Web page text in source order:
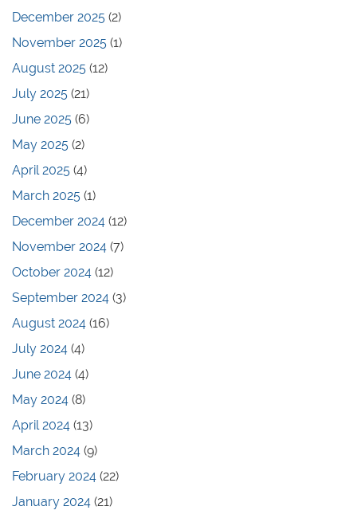
December 2025 (2)
November 2025 (1)
August 2025 (12)
July 2025 (21)
June 2025 (6)
May 2025 (2)
April 2025 (4)
March 2025 (1)
December 2024 (12)
November 2024 (7)
October 2024 (12)
September 2024 (3)
August 2024 (16)
July 2024 (4)
June 2024 (4)
May 2024 (8)
April 2024 (13)
March 2024 (9)
February 2024 (22)
January 2024 (21)